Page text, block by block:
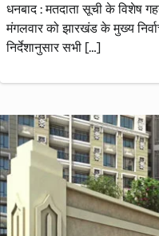
धनबाद : मतदाता सूची के विशेष
मंगलवार को झारखंड के मुख्य
निर्देशानुसार सभी […]